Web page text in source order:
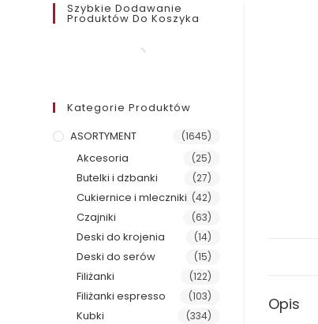
Opis
Szybkie Dodawanie
Produktów Do Koszyka
Kategorie Produktów
ASORTYMENT
(1645)
Akcesoria (25)
Butelki i dzbanki (27)
Cukiernice i mleczniki (42)
Czajniki (63)
Deski do krojenia (14)
Deski do serów (15)
Filiżanki (122)
Filiżanki espresso (103)
Kubki (334)